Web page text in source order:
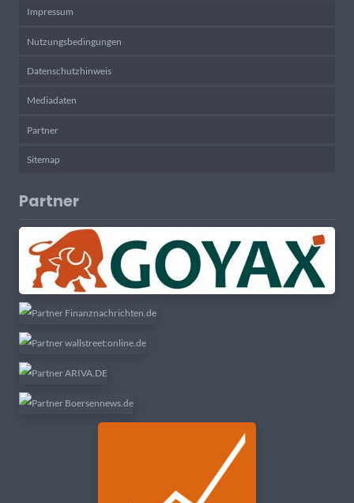
Impressum
Nutzungsbedingungen
Datenschutzhinweis
Mediadaten
Partner
Sitemap
Partner